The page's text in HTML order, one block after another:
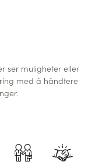
ser muligheter eller
med å håndtere